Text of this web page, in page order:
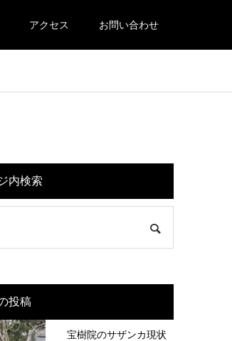
アクセス お問い合わせ
内検索
投稿
宝樹院のサザンカ現状